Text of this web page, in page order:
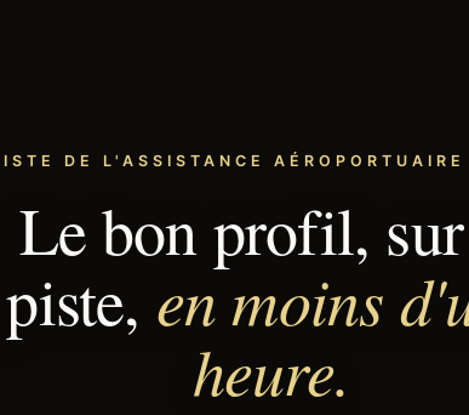
DE L'ASSISTANCE
Le bon profil,
piste, en moins
heure.